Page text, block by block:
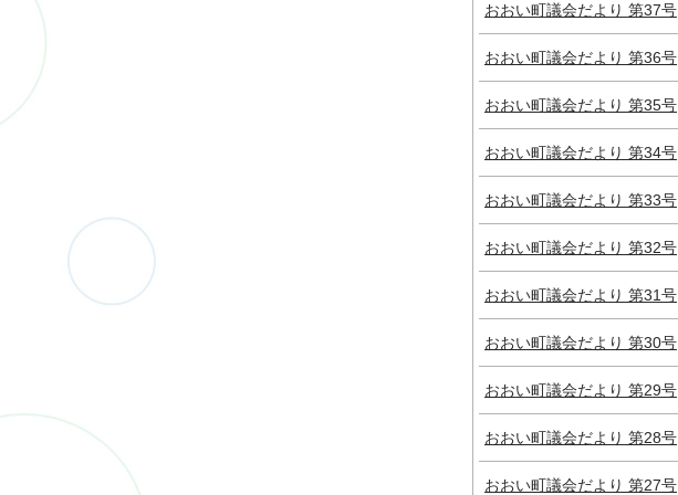
おおい町議会だより 第37号
おおい町議会だより 第36号
おおい町議会だより 第35号
おおい町議会だより 第34号
おおい町議会だより 第33号
おおい町議会だより 第32号
おおい町議会だより 第31号
おおい町議会だより 第30号
おおい町議会だより 第29号
おおい町議会だより 第28号
おおい町議会だより 第27号